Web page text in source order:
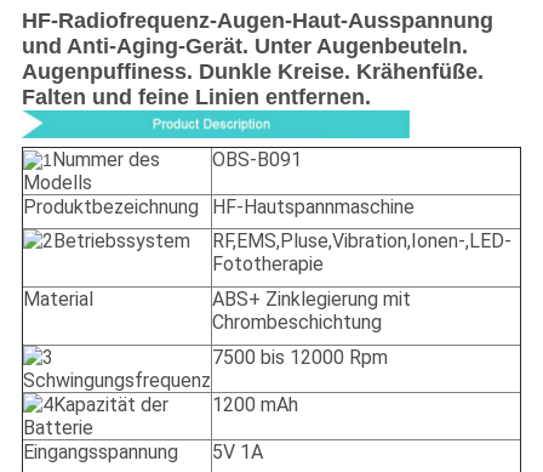
HF-Radiofrequenz-Augen-Haut-Ausspannung
und Anti-Aging-Gerät. Unter Augenbeuteln.
Augenpuffiness. Dunkle Kreise. Krähenfüße.
Falten und feine Linien entfernen.
Nummer des
Modells
OBS-B091
Produktbezeichnung
HF-Hautspannmaschine
Betriebssystem
RF,EMS,Pluse,Vibration,Ionen-,LED-
Fototherapie
Material
ABS+ Zinklegierung mit
Chrombeschichtung
Schwingungsfrequenz
7500 bis 12000 Rpm
Kapazität der
Batterie
1200 mAh
Eingangsspannung
5V 1A